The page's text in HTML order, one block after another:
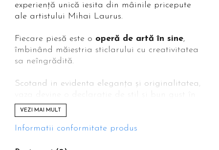
experiență unică iesita din mâinile pricepute
ale artistului Mihai Laurus.
Fiecare piesă este o operă de artă în sine,
îmbinând măiestria sticlarului cu creativitatea
sa neîngrădită.
Scotand in evidenta eleganța și originalitatea,
vaza devine o declarație de stil și bun gust în
orice locuință.
Această vază nu este doar un obiect de decor,
VEZI MAI MULT
Informatii conformitate produs